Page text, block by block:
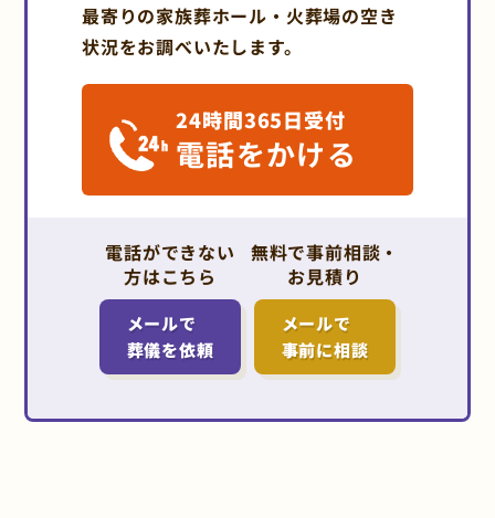
最寄りの家族葬ホール・火葬場の空き
状況をお調べいたします。
24時間365日受付
電話をかける
電話ができない
方はこちら
メールで
葬儀を依頼
無料で事前相談・
お見積り
メールで
事前に相談